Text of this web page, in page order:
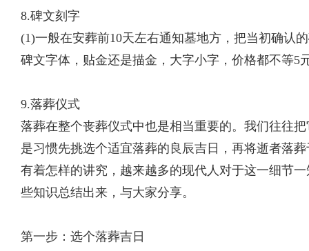
8.碑文刻字
(1)一般在安葬前10天左右通知墓地方，把当初确认
碑文字体，贴金还是描金，大字小字，价格都不等5
9.落葬仪式
落葬在整个丧葬仪式中也是相当重要的。我们往往
是习惯先挑选个适宜落葬的良辰吉日，再将逝者落
有着怎样的讲究，越来越多的现代人对于这一细节
些知识总结出来，与大家分享。
第一步：选个落葬吉日